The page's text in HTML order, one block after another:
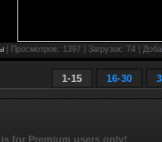
| Просмотров: 1397 | Загрузок: 74 |
1-15 16-30
for Premium users only!